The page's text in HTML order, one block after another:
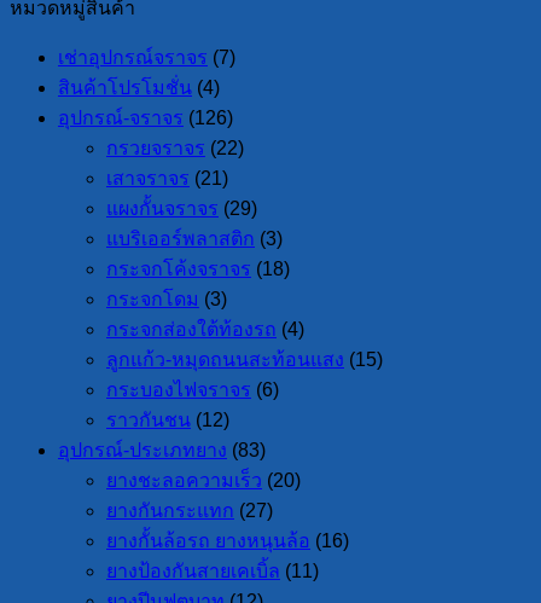
หมวดหมู่สินค้า
เช่าอุปกรณ์จราจร (7)
สินค้าโปรโมชั่น (4)
อุปกรณ์-จราจร (126)
กรวยจราจร (22)
เสาจราจร (21)
แผงกั้นจราจร (29)
แบริเออร์พลาสติก (3)
กระจกโค้งจราจร (18)
กระจกโดม (3)
กระจกส่องใต้ท้องรถ (4)
ลูกแก้ว-หมุดถนนสะท้อนแสง (15)
กระบองไฟจราจร (6)
ราวกันชน (12)
อุปกรณ์-ประเภทยาง (83)
ยางชะลอความเร็ว (20)
ยางกันกระแทก (27)
ยางกั้นล้อรถ ยางหนุนล้อ (16)
ยางป้องกันสายเคเบิ้ล (11)